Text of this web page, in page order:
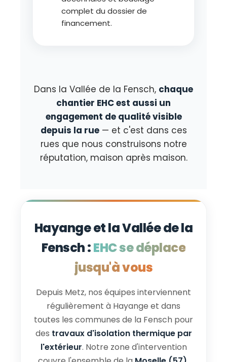
complet du dossier de
financement.
Dans la Vallée de la Fensch, chaque
chantier EHC est aussi un
engagement de qualité visible
depuis la rue— et c'est dans ces
rues que nous construisons notre
réputation, maison après maison.
Hayange et la Vallée de la
Fensch :EHC se déplace
jusqu'à vous
Depuis Metz, nos équipes interviennent
régulièrement à Hayange et dans
toutes les communes de la Fensch pour
des travaux d'isolation thermique par
l'extérieur. Notre zone d'intervention